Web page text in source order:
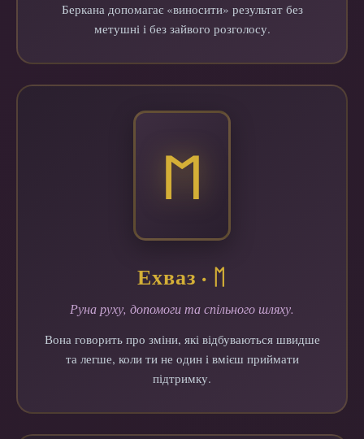
Беркана допомагає «виносити» результат без
метушні і без зайвого розголосу.
ᛖ
Ехваз · ᛖ
Руна руху, допомоги та спільного шляху.
Вона говорить про зміни, які відбуваються швидше
та легше, коли ти не один і вмієш приймати
підтримку.